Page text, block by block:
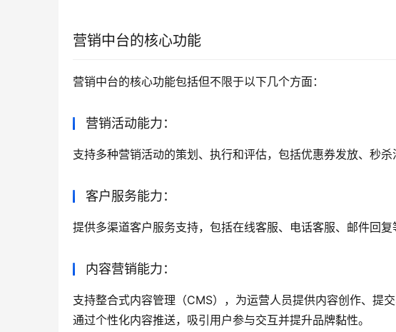
借助人工智能、大数据等技术，实现智能化的营销决策。包括
员活动，营销中台都能提供相应的支持和解决方案。
营销中台的核心功能
营销中台的核心功能包括但不限于以下几个方面：
营销活动能力：